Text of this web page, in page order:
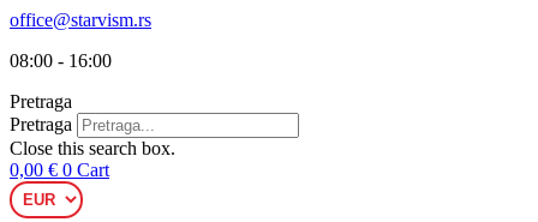
office@starvism.rs
08:00 - 16:00
Pretraga
Pretraga
Close this search box.
0,00 € 0 Cart